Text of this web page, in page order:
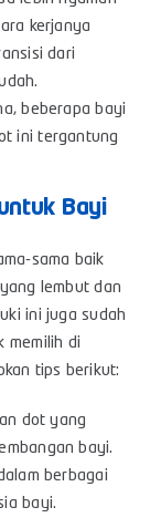
kerjanya
dari
beberapa bayi
ini tergantung
Bayi
sama baik
lembut dan
ini juga sudah
memilih di
tips berikut:
dot yang
bayi.
berbagai
bayi.